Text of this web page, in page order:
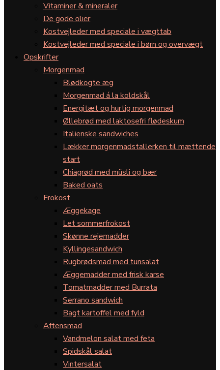
Vitaminer & mineraler
De gode olier
Kostvejleder med speciale i vægttab
Kostvejleder med speciale i børn og overvægt
Opskrifter
Morgenmad
Blødkogte æg
Morgenmad á la koldskål
Energitæt og hurtig morgenmad
Øllebrød med laktosefri flødeskum
Italienske sandwiches
Lækker morgenmadstallerken til mættende
start
Chiagrød med müsli og bær
Baked oats
Frokost
Æggekage
Let sommerfrokost
Skønne rejemadder
Kyllingesandwich
Rugbrødsmad med tunsalat
Æggemadder med frisk karse
Tomatmadder med Burrata
Serrano sandwich
Bagt kartoffel med fyld
Aftensmad
Vandmelon salat med feta
Spidskål salat
Vintersalat